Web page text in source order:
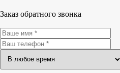
Заказ обратного звонка